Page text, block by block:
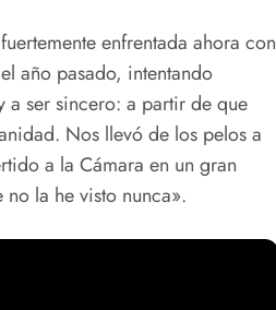
enfrentada ahora con
año pasado, intentando
a ser sincero: a partir de que
Nos llevó de los pelos a
a la Cámara en un gran
la he visto nunca».